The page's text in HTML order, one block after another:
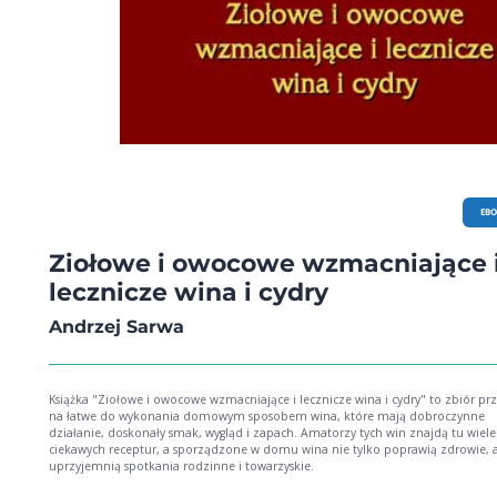
Ziołowe i owocowe wzmacniające
lecznicze wina i cydry
Andrzej Sarwa
Książka "Ziołowe i owocowe wzmacniające i lecznicze wina i cydry" to zbiór
na łatwe do wykonania domowym sposobem wina, które mają dobroczynne
działanie, doskonały smak, wygląd i zapach. Amatorzy tych win znajdą tu wiele
ciekawych receptur, a sporządzone w domu wina nie tylko poprawią zdrowie,
uprzyjemnią spotkania rodzinne i towarzyskie.